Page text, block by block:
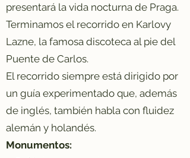
presentará la vida nocturna de Praga.
Terminamos el recorrido en Karlovy
Lazne, la famosa discoteca al pie del
Puente de Carlos.
El recorrido siempre está dirigido por
un guía experimentado que, además
de inglés, también habla con fluidez
alemán y holandés.
Monumentos: